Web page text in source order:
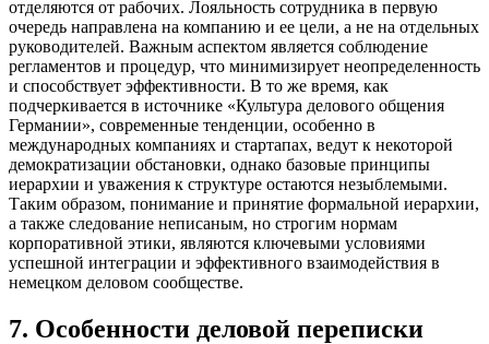
отделяются от рабочих. Лояльность сотрудника в первую
очередь направлена на компанию и ее цели, а не на отдельных
руководителей. Важным аспектом является соблюдение
регламентов и процедур, что минимизирует неопределенность
и способствует эффективности. В то же время, как
подчеркивается в источнике «Культура делового общения
Германии», современные тенденции, особенно в
международных компаниях и стартапах, ведут к некоторой
демократизации обстановки, однако базовые принципы
иерархии и уважения к структуре остаются незыблемыми.
Таким образом, понимание и принятие формальной иерархии,
а также следование неписаным, но строгим нормам
корпоративной этики, являются ключевыми условиями
успешной интеграции и эффективного взаимодействия в
немецком деловом сообществе.
7. Особенности деловой переписки